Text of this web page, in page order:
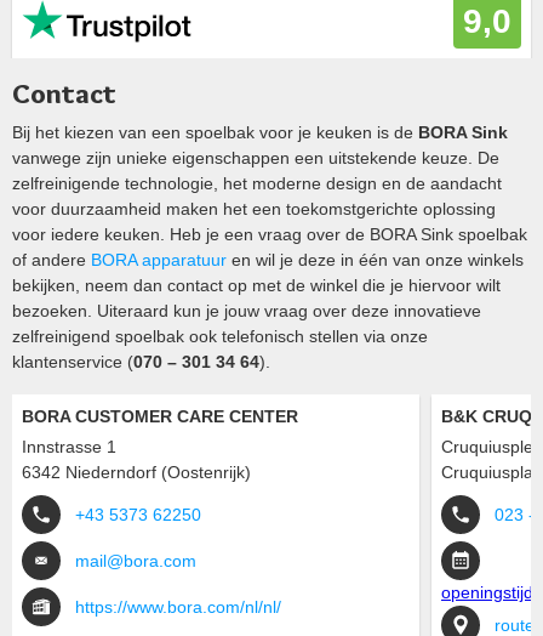
9,0
Contact
Bij het kiezen van een spoelbak voor je keuken is de BORA Sink
vanwege zijn unieke eigenschappen een uitstekende keuze. De
zelfreinigende technologie, het moderne design en de aandacht
voor duurzaamheid maken het een toekomstgerichte oplossing
voor iedere keuken. Heb je een vraag over de BORA Sink spoelbak
of andere BORA apparatuur en wil je deze in één van onze winkels
bekijken, neem dan contact op met de winkel die je hiervoor wilt
bezoeken. Uiteraard kun je jouw vraag over deze innovatieve
zelfreinigend spoelbak ook telefonisch stellen via onze
klantenservice (070 – 301 34 64).
BORA CUSTOMER CARE CENTER
Innstrasse 1
6342 Niederndorf (Oostenrijk)
+43 5373 62250
mail@bora.com
https://www.bora.com/nl/nl/
B&K
023 -